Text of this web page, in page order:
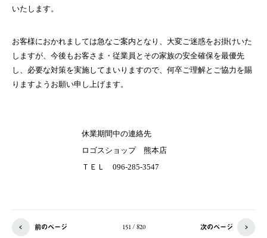
いたします。
お客様におかれましては急なご案内となり、大変ご迷惑をお掛けいた
しますが、今後もお客さま・従業員とその家族の安全確保を最優先
し、必要な対策を実施してまいりますので、何卒ご理解とご協力を賜
りますようお願い申し上げます。
休業期間中の連絡先
ロゴスショップ 熊本店
ＴＥＬ 096-285-3547
前のページ 151 / 820 次のページ